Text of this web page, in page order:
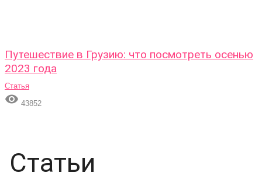
Путешествие в Грузию: что посмотреть осенью
2023 года
Статья
 43852
Статьи